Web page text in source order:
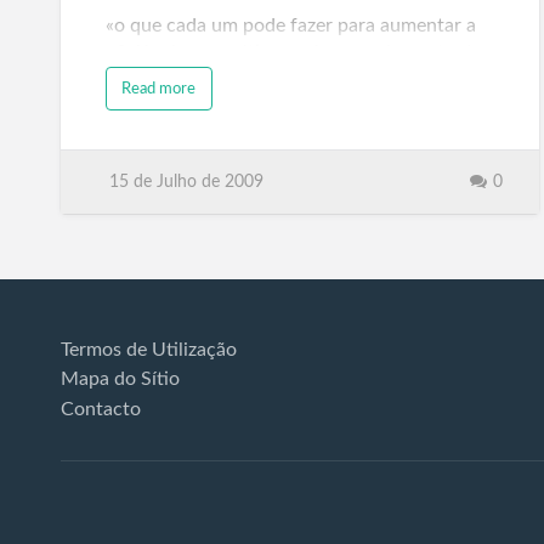
«o que cada um pode fazer para aumentar a
utilização de combustíveis fósseis, como o
gás natural, o petróleo e o carvão», citação
do Sol radiante que brilha neste nosso país,
poderão assim aprender um pouco m…
Read more
15 de Julho de 2009 0
Termos de Utilização
Mapa do Sítio
Contacto